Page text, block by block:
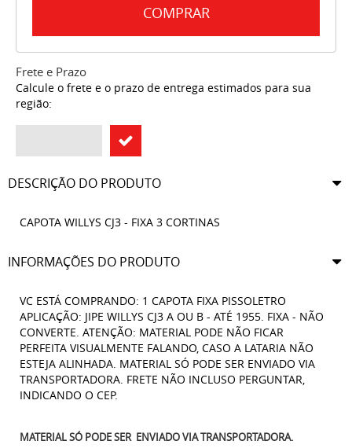
COMPRAR
Frete e Prazo
Calcule o frete e o prazo de entrega estimados para sua
região:
DESCRIÇÃO DO PRODUTO
CAPOTA WILLYS CJ3 - FIXA 3 CORTINAS
INFORMAÇÕES DO PRODUTO
VC ESTÁ COMPRANDO: 1 CAPOTA FIXA PISSOLETRO
APLICAÇÃO: JIPE WILLYS CJ3 A OU B - ATÉ 1955. FIXA - NÃO
CONVERTE. ATENÇÃO: MATERIAL PODE NÃO FICAR
PERFEITA VISUALMENTE FALANDO, CASO A LATARIA NÃO
ESTEJA ALINHADA. MATERIAL SÓ PODE SER ENVIADO VIA
TRANSPORTADORA. FRETE NÃO INCLUSO PERGUNTAR,
INDICANDO O CEP.
MATERIAL SÓ PODE SER ENVIADO VIA TRANSPORTADORA.